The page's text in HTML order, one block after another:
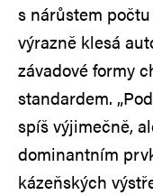
s nárůstem
výrazně klesá
závadové formy
standardem.
spíš výjimečně,
dominantním
kázeňských